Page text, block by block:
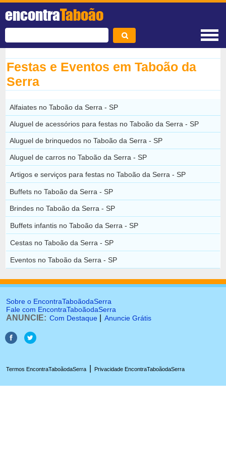
encontraTaboão
Festas e Eventos em Taboão da
Serra
Alfaiates no Taboão da Serra - SP
Aluguel de acessórios para festas no Taboão da Serra - SP
Aluguel de brinquedos no Taboão da Serra - SP
Aluguel de carros no Taboão da Serra - SP
Artigos e serviços para festas no Taboão da Serra - SP
Buffets no Taboão da Serra - SP
Brindes no Taboão da Serra - SP
Buffets infantis no Taboão da Serra - SP
Cestas no Taboão da Serra - SP
Eventos no Taboão da Serra - SP
Sobre o EncontraTaboãodaSerra
Fale com EncontraTaboãodaSerra
ANUNCIE: Com Destaque Anuncie Grátis
Termos EncontraTaboãodaSerra Privacidade EncontraTaboãodaSerra